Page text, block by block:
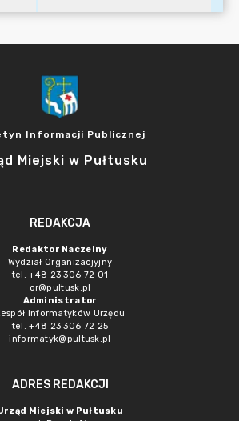
Informacji Publicznej
Miejski w Pułtusku
REDAKCJA
Redaktor Naczelny
Wydział Organizacjyjny
tel. +48 23 306 72 01
or@pultusk.pl
Administrator
Informatyków Urzędu
tel. +48 23 306 72 25
informatyk@pultusk.pl
ADRES REDAKCJI
Miejski w Pułtusku